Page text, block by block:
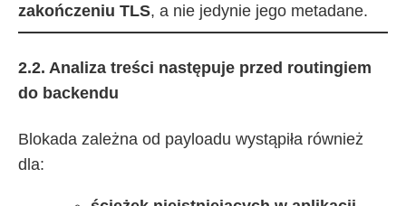
zakończeniu TLS, a nie jedynie jego metadane.
2.2. Analiza treści następuje przed routingiem
do backendu
Blokada zależna od payloadu wystąpiła również
dla: